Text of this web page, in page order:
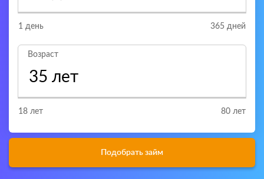
1 день 365 дней
Возраст
18 лет 80 лет
Подобрать займ